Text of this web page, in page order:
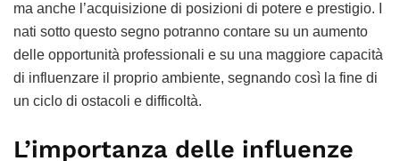
ma anche l’acquisizione di posizioni di potere e prestigio. I
nati sotto questo segno potranno contare su un aumento
delle opportunità professionali e su una maggiore capacità
di influenzare il proprio ambiente, segnando così la fine di
un ciclo di ostacoli e difficoltà.
L’importanza delle influenze